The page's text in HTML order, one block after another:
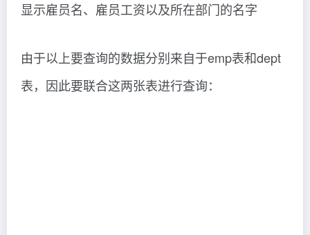
显示雇员名、雇员工资以及所在部门的名字
由于以上要查询的数据分别来自于emp表和dept
表，因此要联合这两张表进行查询：